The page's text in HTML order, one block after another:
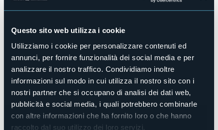
Questo sito web utilizza i cookie
Utilizziamo i cookie per personalizzare contenuti ed
annunci, per fornire funzionalità dei social media e per
analizzare il nostro traffico. Condividiamo inoltre
informazioni sul modo in cui utilizza il nostro sito con i
nostri partner che si occupano di analisi dei dati web,
pubblicità e social media, i quali potrebbero combinarle
con altre informazioni che ha fornito loro o che hanno
raccolto dal suo utilizzo dei loro servizi.
SABATO 29 GIUGNO
Piana
Ore 16.30
Conferenza con presentazione /del volume
storico di Claudio Colombo
Ore 18.00 Messa in onore di san Pietro
DOMENICA 30 GIUGNO - RIMANDATO A DOMENICA 7
LUGLIO, causa maltempo!
Ore 16.00Ritrovo a Brovello presso la chiesa di San Rocco
Ore 17.00Benedizione delle vigne di Brovello
Ore 17.30 Degustazione di vini dei Poderi Colombo con